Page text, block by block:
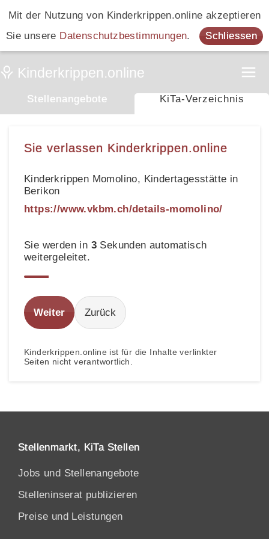
Mit der Nutzung von Kinderkrippen.online akzeptieren
Sie unsere Datenschutzbestimmungen. Schliessen
Stellenangebote KiTa-Verzeichnis
Sie verlassen Kinderkrippen.online
Kinderkrippen Momolino, Kindertagesstätte in
Berikon
https://www.vkbm.ch/details-momolino/
Sie werden in 3 Sekunden automatisch
weitergeleitet.
Weiter Zurück
Kinderkrippen.online ist für die Inhalte verlinkter
Seiten nicht verantwortlich.
Stellenmarkt, KiTa Stellen
Jobs und Stellenangebote
Stelleninserat publizieren
Preise und Leistungen